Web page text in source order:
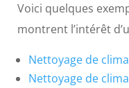
Voici quelques
montrent l’intérêt
Nettoyage de
Nettoyage de